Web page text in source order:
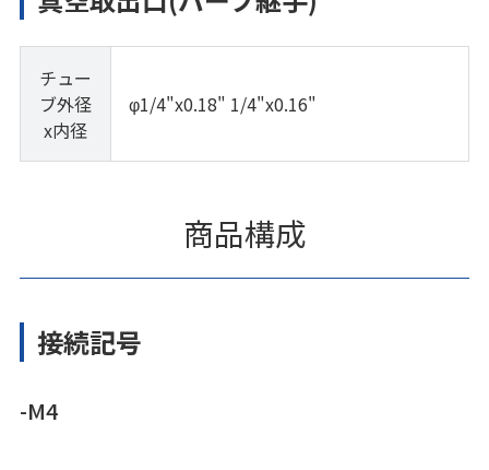
チュー
ブ外径
x内径
φ1/4"x0.18" 1/4"x0.16"
商品構成
接続記号
-M4